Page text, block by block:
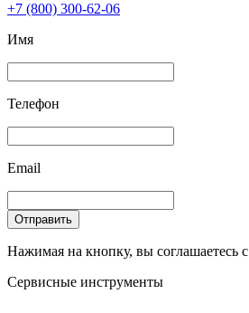
+7 (800) 300-62-06
Имя
Телефон
Email
Отправить
Нажимая на кнопку, вы соглашаетесь с
Сервисные инструменты